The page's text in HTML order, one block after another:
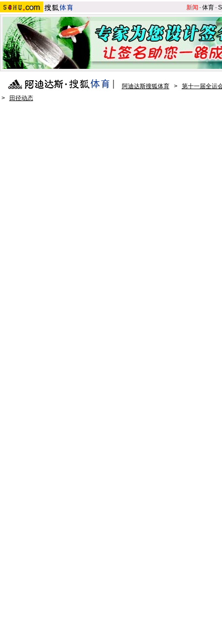
新闻 -体育-S
阿迪达斯搜狐体育 >
第十一届全运
>
田径动态